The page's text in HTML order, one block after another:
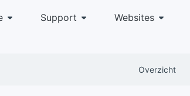
Support Websites
Overzicht